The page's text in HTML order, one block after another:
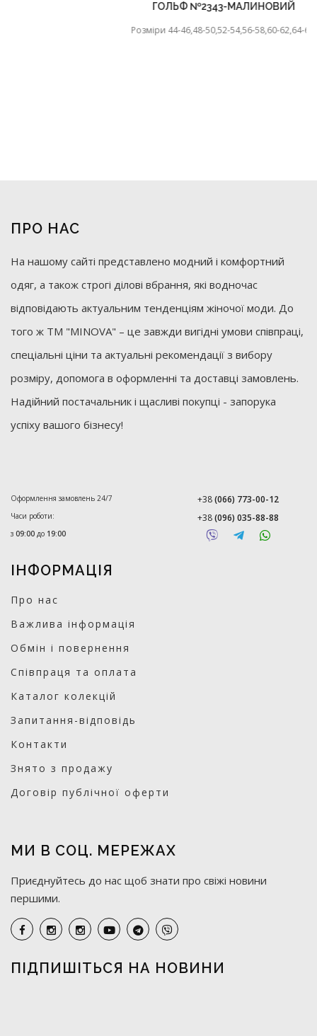
ГОЛЬФ №2343-МАЛИНОВИЙ
Розміри 44-46,48-50,52-54,56-58,60-62,64-66,
ПРО НАС
На нашому сайті представлено модний і комфортний
одяг, а також строгі ділові вбрання, які водночас
відповідають актуальним тенденціям жіночої моди. До
того ж ТМ "MINOVA" – це завжди вигідні умови співпраці,
спеціальні ціни та актуальні рекомендації з вибору
розміру, допомога в оформленні та доставці замовлень.
Надійний постачальник і щасливі покупці - запорука
успіху вашого бізнесу!
Оформлення замовлень 24/7
Часи роботи:
з 09:00 до 19:00
+38(066) 773-00-12
+38(096) 035-88-88
ІНФОРМАЦІЯ
Про нас
Важлива інформація
Обмін і повернення
Співпраця та оплата
Каталог колекцій
Запитання-відповідь
Контакти
Знято з продажу
Договір публічної оферти
МИ В СОЦ. МЕРЕЖАХ
Приєднуйтесь до нас щоб знати про свіжі новини
першими.
ПІДПИШІТЬСЯ НА НОВИНИ